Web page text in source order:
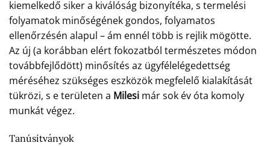
kiemelkedő siker a kiválóság bizonyítéka, s termelési
folyamatok minőségének gondos, folyamatos
ellenőrzésén alapul – ám ennél több is rejlik mögötte.
Az új (a korábban elért fokozatból természetes módon
továbbfejlődött) minősítés az ügyfélelégedettség
méréséhez szükséges eszközök megfelelő kialakítását
tükrözi, s e területen a Milesi már sok év óta komoly
munkát végez.
Tanúsítványok